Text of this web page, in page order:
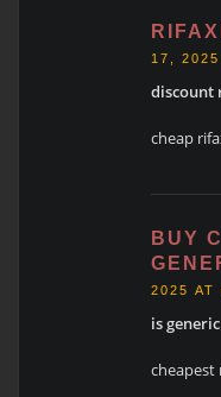
17, 2025
discount
cheap
BUY
2025 AT
is
cheapest